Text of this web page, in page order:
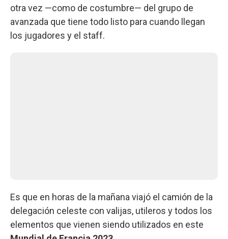
otra vez —como de costumbre— del grupo de
avanzada que tiene todo listo para cuando llegan
los jugadores y el staff.
Es que en horas de la mañana viajó el camión de la
delegación celeste con valijas, utileros y todos los
elementos que vienen siendo utilizados en este